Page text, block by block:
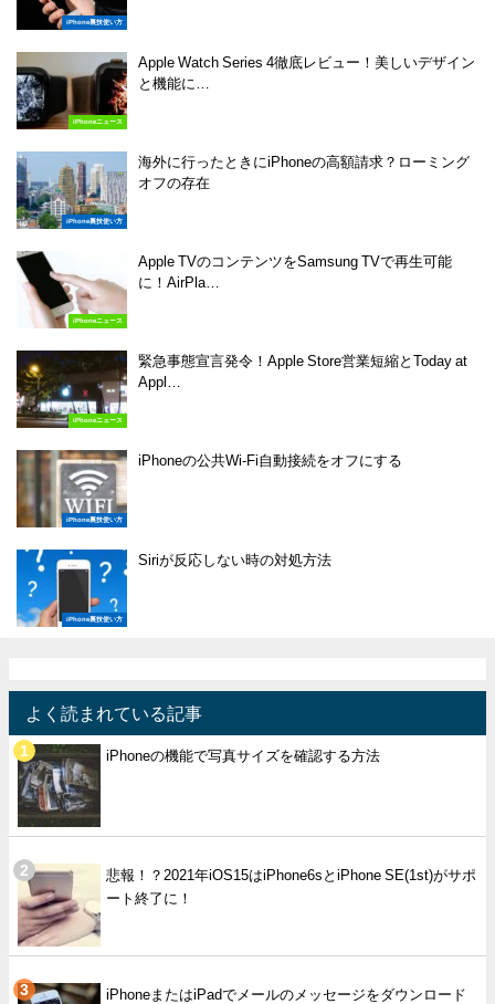
iPhone裏技使い方
iPhoneニュース
Apple Watch Series 4徹底レビュー！美しいデザイン
と機能に…
iPhone裏技使い方
海外に行ったときにiPhoneの高額請求？ローミング
オフの存在
iPhoneニュース
Apple TVのコンテンツをSamsung TVで再生可能
に！AirPla…
iPhoneニュース
緊急事態宣言発令！Apple Store営業短縮とToday at
Appl…
iPhone裏技使い方
iPhoneの公共Wi-Fi自動接続をオフにする
iPhone裏技使い方
Siriが反応しない時の対処方法
よく読まれている記事
iPhoneの機能で写真サイズを確認する方法
悲報！？2021年iOS15はiPhone6sとiPhone SE(1st)がサポ
ート終了に！
iPhoneまたはiPadでメールのメッセージをダウンロード